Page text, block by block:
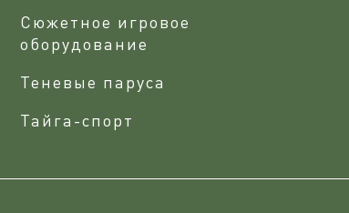
Сюжетное игровое
оборудование
Теневые паруса
Тайга-спорт